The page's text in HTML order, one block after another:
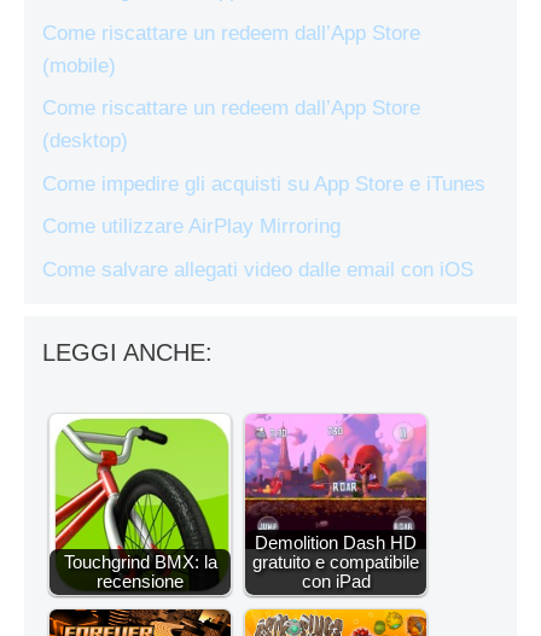
Come riscattare un redeem dall’App Store
(mobile)
Come riscattare un redeem dall’App Store
(desktop)
Come impedire gli acquisti su App Store e iTunes
Come utilizzare AirPlay Mirroring
Come salvare allegati video dalle email con iOS
LEGGI ANCHE:
Touchgrind BMX: la
recensione
Demolition Dash HD
gratuito e compatibile
con iPad